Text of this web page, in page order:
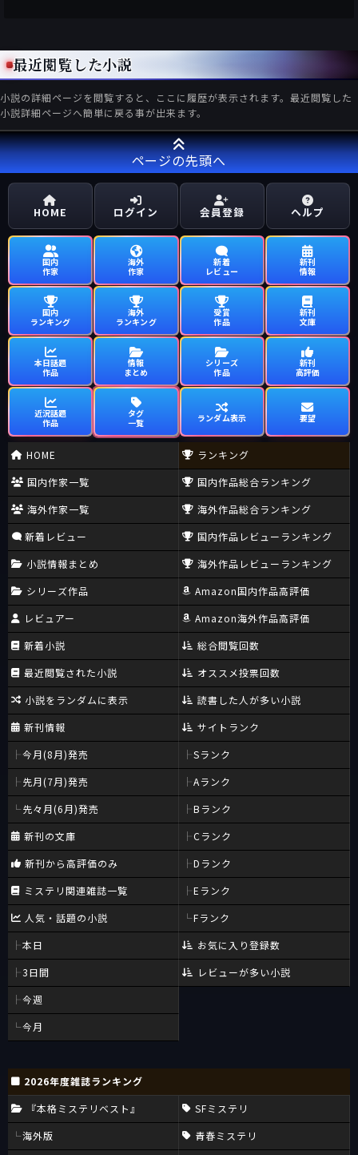
最近閲覧した小説
小説の詳細ページを閲覧すると、ここに履歴が表示されます。最近閲覧した
小説詳細ページへ簡単に戻る事が出来ます。
ページの先頭へ
HOME ログイン 会員登録 ヘルプ
国内
作家
海外
作家
新着
レビュー
新刊
情報
国内
ランキング
海外
ランキング
受賞
作品
新刊
文庫
本日話題
作品
情報
まとめ
シリーズ
作品
新刊
高評価
近況話題
作品
タグ
一覧
ランダム表示 要望
HOME
国内作家一覧
海外作家一覧
新着レビュー
小説情報まとめ
シリーズ作品
レビュアー
新着小説
最近閲覧された小説
小説をランダムに表示
新刊情報
今月(8月)発売
先月(7月)発売
先々月(6月)発売
新刊の文庫
新刊から高評価のみ
ミステリ関連雑誌一覧
人気・話題の小説
本日
3日間
今週
今月
ランキング
国内作品総合ランキング
海外作品総合ランキング
国内作品レビューランキング
海外作品レビューランキング
Amazon国内作品高評価
Amazon海外作品高評価
総合閲覧回数
オススメ投票回数
読書した人が多い小説
サイトランク
Sランク
Aランク
Bランク
Cランク
Dランク
Eランク
Fランク
お気に入り登録数
レビューが多い小説
2026年度雑誌ランキング
『本格ミステリベスト』
海外版
SFミステリ
青春ミステリ